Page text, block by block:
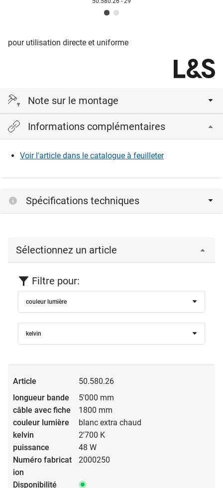
pour utilisation directe et uniforme
Note sur le montage
Seulement en profil en aluminium ou sur dissipateur
thermique.
Informations complémentaires
Voir l'article dans le catalogue à feuilleter
Spécifications techniques
Sélectionnez un article
Filtre pour:
couleur lumière
kelvin
50.580.26
5'000 mm
1800 mm
blanc extra chaud
2'700 K
48 W
2000250